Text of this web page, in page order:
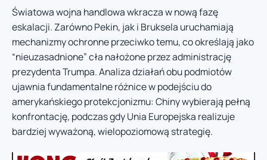
Światowa wojna handlowa wkracza w nową fazę
eskalacji. Zarówno Pekin, jak i Bruksela uruchamiają
mechanizmy ochronne przeciwko temu, co określają jako
“nieuzasadnione” cła nałożone przez administrację
prezydenta Trumpa. Analiza działań obu podmiotów
ujawnia fundamentalne różnice w podejściu do
amerykańskiego protekcjonizmu: Chiny wybierają pełną
konfrontację, podczas gdy Unia Europejska realizuje
bardziej wyważoną, wielopoziomową strategię.